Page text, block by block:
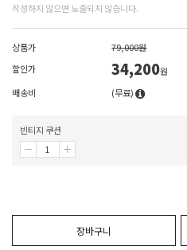
작성하지 않으면 노출되지 않습니다.
상품가
79,000원
할인가
34,200원
배송비
(무료)
빈티지 쿠션
장바구니